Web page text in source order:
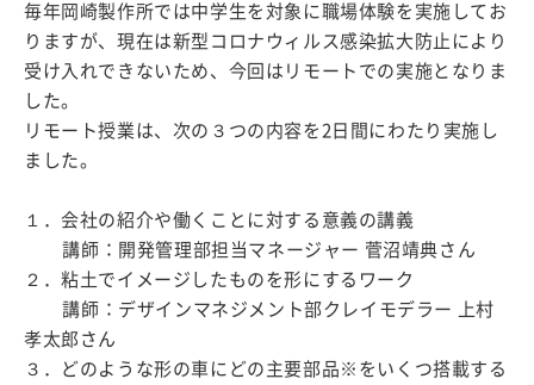
毎年岡崎製作所では中学生を対象に職場体験を実施してお
りますが、現在は新型コロナウィルス感染拡大防止により
受け入れできないため、今回はリモートでの実施となりま
した。
リモート授業は、次の３つの内容を2日間にわたり実施し
ました。
１．会社の紹介や働くことに対する意義の講義
講師：開発管理部担当マネージャー 菅沼靖典さん
２．粘土でイメージしたものを形にするワーク
講師：デザインマネジメント部クレイモデラー 上村
孝太郎さん
３．どのような形の車にどの主要部品※をいくつ搭載する